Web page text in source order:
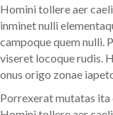
Homini tollere aer
inminet nulli
campoque quem nulli.
viseret locoque rudis.
onus origo zonae
Porrexerat mutatas ita